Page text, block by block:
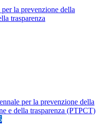
la prevenzione della
trasparenza
per la prevenzione della
e della trasparenza (PTPCT)